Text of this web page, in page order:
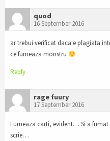
quod
16 September 2016
ar trebui verificat daca e plagiata
ce fumeaza monstru
Reply
rage fuury
17 September 2016
Fumeaza carti, evident… Si a
scrie…